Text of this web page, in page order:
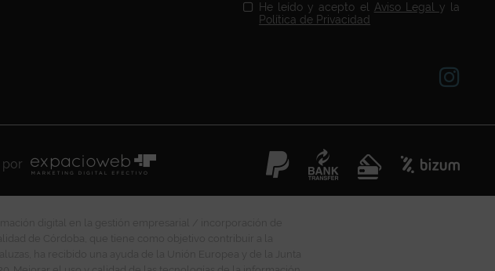
He leído y acepto el Aviso Legal y la
Política de Privacidad
por